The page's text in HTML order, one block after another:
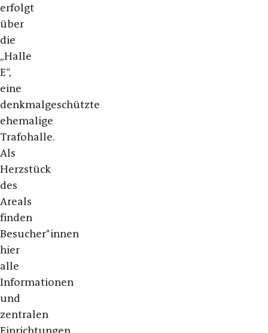
erfolgt
über
die
„Halle
E“,
eine
denkmalgeschützte
ehemalige
Trafohalle.
Als
Herzstück
des
Areals
finden
Besucher*innen
hier
alle
Informationen
und
zentralen